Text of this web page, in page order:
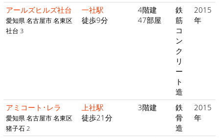
アールズヒルズ社台
愛知県 名古屋市 名東区
社台 3
一社駅
徒歩9分
4階建
47部屋
鉄
筋
コ
ン
ク
リ
ー
ト
造
2015
年
アミコート･レラ
愛知県 名古屋市 名東区
猪子石 2
上社駅
徒歩21分
3階建
鉄
骨
造
2015
年